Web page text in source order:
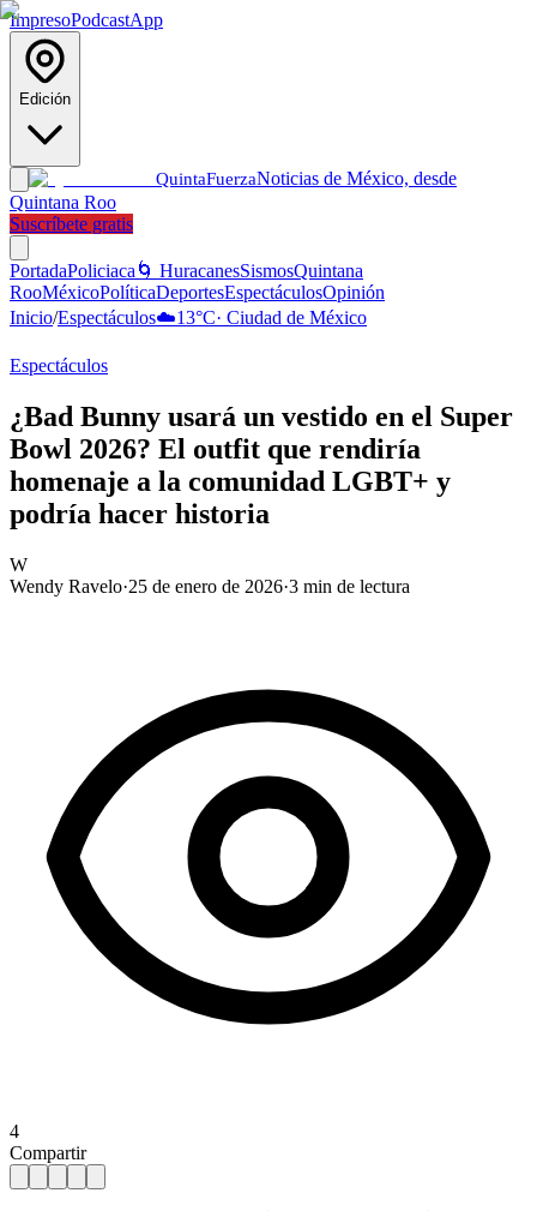
ImpresoPodcastApp
Edición
QuintaFuerzaNoticias de México, desde
Quintana Roo
Suscríbete gratis
PortadaPoliciaca 🌀 HuracanesSismosQuintana
RooMéxicoPolíticaDeportesEspectáculosOpinión
Inicio/Espectáculos☁️13°C· Ciudad de México
Espectáculos
¿Bad Bunny usará un vestido en el Super
Bowl 2026? El outfit que rendiría
homenaje a la comunidad LGBT+ y
podría hacer historia
W
Wendy Ravelo·25 de enero de 2026·3 min de lectura
4
Compartir